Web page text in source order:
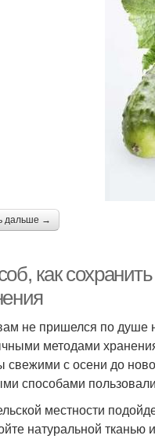
дальше →
как
не пришелся по душе
методами
свежими с осени до
способами
местности
натуральной тканью